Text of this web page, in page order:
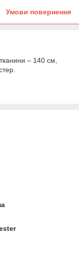
Умови повернення
– 140 см,